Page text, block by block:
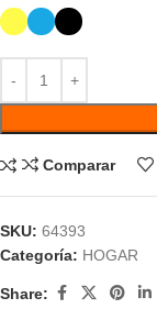
Comparar
SKU: 64393
Categoría: HOGAR
Share: